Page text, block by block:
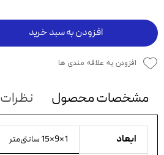
افزودن به سبد خرید
افزودن به علاقه مندی ها
مشخصات محصول نظرات
ابعاد 1×9×15 سانتی‌متر